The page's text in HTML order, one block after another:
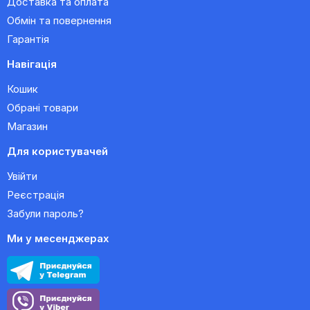
Обмін та повернення
Гарантія
Навігація
Кошик
Обрані товари
Магазин
Для користувачей
Увійти
Реєстрація
Забули пароль?
Ми у месенджерах